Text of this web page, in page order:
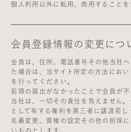
個人利用以外に転用、商用することを
会員登録情報の変更につ
会員は、住所、電話番号その他当社
た場合は、当サイト所定の方法にお
を行ってください。
前項の届出がなかったことで会員が不
当社は、一切その責任を負えません
として有する権利を第三者に譲渡若し
名義変更、質権の設定その他の担保
いものとします。